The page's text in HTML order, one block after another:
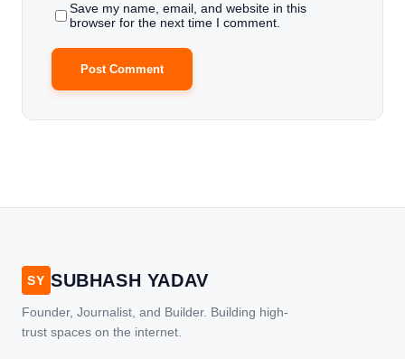
Save my name, email, and website in this
browser for the next time I comment.
SY SUBHASH YADAV
Founder, Journalist, and Builder. Building high-
trust spaces on the internet.